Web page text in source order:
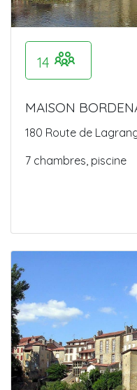
14
MAISON
180 Route de
7 chambres, piscine